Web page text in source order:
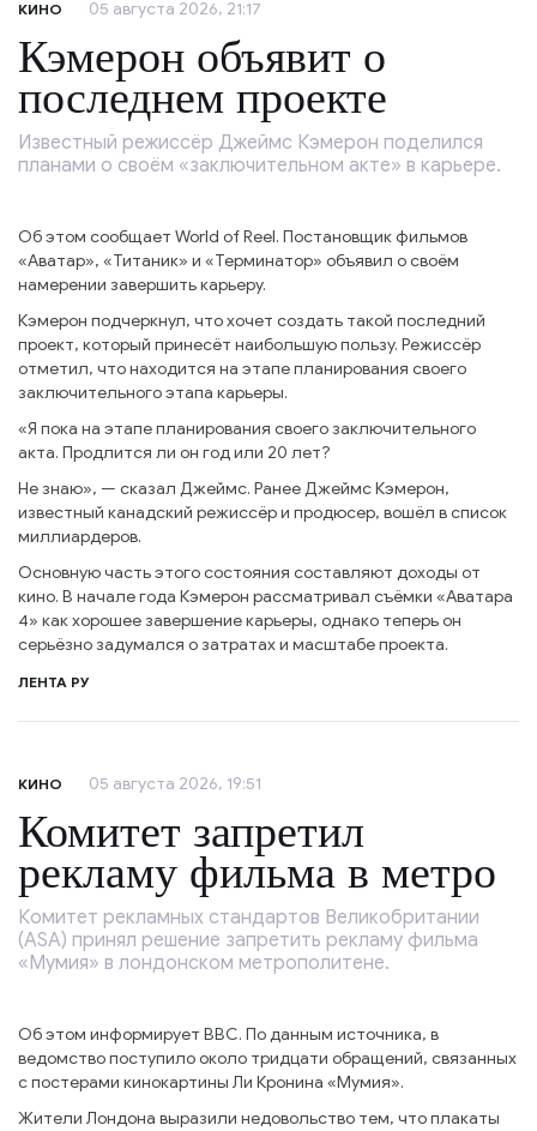
КИНО 05 августа 2026, 21:17
Кэмерон объявит о
последнем проекте
Известный режиссёр Джеймс Кэмерон поделился
планами о своём «заключительном акте» в карьере.
Об этом сообщает World of Reel. Постановщик фильмов
«Аватар», «Титаник» и «Терминатор» объявил о своём
намерении завершить карьеру.
Кэмерон подчеркнул, что хочет создать такой последний
проект, который принесёт наибольшую пользу. Режиссёр
отметил, что находится на этапе планирования своего
заключительного этапа карьеры.
«Я пока на этапе планирования своего заключительного
акта. Продлится ли он год или 20 лет?
Не знаю», — сказал Джеймс. Ранее Джеймс Кэмерон,
известный канадский режиссёр и продюсер, вошёл в список
миллиардеров.
Основную часть этого состояния составляют доходы от
кино. В начале года Кэмерон рассматривал съёмки «Аватара
4» как хорошее завершение карьеры, однако теперь он
серьёзно задумался о затратах и масштабе проекта.
ЛЕНТА РУ
КИНО 05 августа 2026, 19:51
Комитет запретил
рекламу фильма в метро
Комитет рекламных стандартов Великобритании
(ASA) принял решение запретить рекламу фильма
«Мумия» в лондонском метрополитене.
Об этом информирует BBC. По данным источника, в
ведомство поступило около тридцати обращений, связанных
с постерами кинокартины Ли Кронина «Мумия».
Жители Лондона выразили недовольство тем, что плакаты